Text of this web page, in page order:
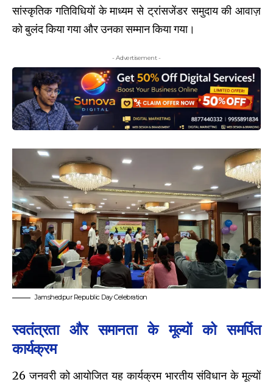
सांस्कृतिक गतिविधियों के माध्यम से ट्रांसजेंडर समुदाय की आवाज़
को बुलंद किया गया और उनका सम्मान किया गया।
- Advertisement -
Jamshedpur Republic Day Celebration
स्वतंत्रता और समानता के मूल्यों को समर्पित
कार्यक्रम
26 जनवरी को आयोजित यह कार्यक्रम भारतीय संविधान के मूल्यों